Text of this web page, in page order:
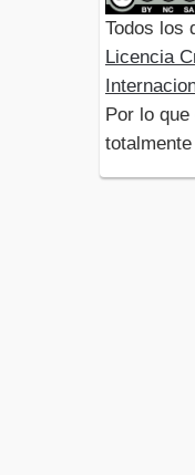
Todos los
Licencia
Por lo